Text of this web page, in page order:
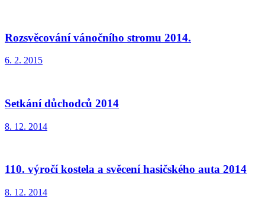
Rozsvěcování vánočního stromu 2014.
6. 2. 2015
Setkání důchodců 2014
8. 12. 2014
110. výročí kostela a svěcení hasičského auta 2014
8. 12. 2014